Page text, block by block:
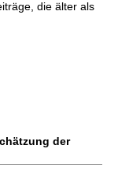
die älter als
der